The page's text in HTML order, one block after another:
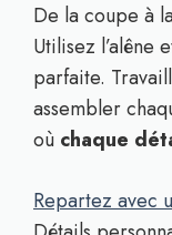
De la coupe à
Utilisez l’alêne
parfaite.
assembler
où chaque
Repartez avec